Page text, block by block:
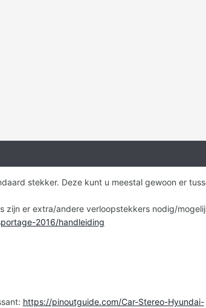
stekker. Deze kunt u meestal gewoon er
zijn er extra/andere verloopstekkers nodig/
2016/handleiding
https://pinoutguide.com/Car-Stereo-Hyundai-